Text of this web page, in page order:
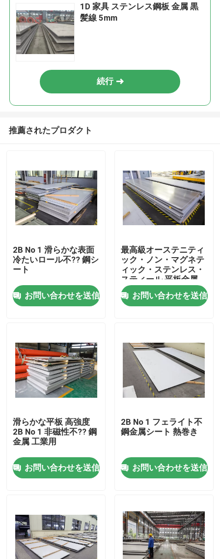
ホーム
企業情報
製品
ビデオ
ステンレス鋼の薄板金
ステンレス鋼管
ステンレス鋼の棒
ステンレス鋼板板
1D 家具 ステンレス鋼板 金属 黒
髪線 5mm
続行
推薦されたプロダクト
2B No 1 滑らかな表面
冷たいロール不?? 鋼シ
ート
お問い合わせを送信
最高級オーステニティ
ック・ノン・マグネテ
ィック・ステンレス・
スティール 平板金属
0.5-20mm
お問い合わせを送信
滑らかな平板 高強度
2B No 1 非磁性不?? 鋼
金属 工業用
お問い合わせを送信
2B No 1 フェライト不
鋼金属シート 熱巻き
お問い合わせを送信